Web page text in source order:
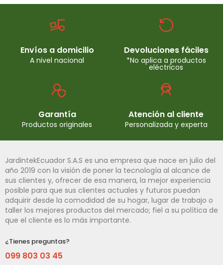
Envíos a domicilio
A nivel nacional
Devoluciones fáciles
*No aplica a productos
eléctricos
Garantía
Productos originales
Atención al cliente
Personalizada y experta
JardintekEcuador S.A.S es una empresa que nace en julio del
año 2019 con la visión de poner la tecnología al alcance de
sus clientes y, ofrecer de esa manera, la mejor experiencia
posible para que sus clientes actuales y futuros puedan
adquirir desde la comodidad de su hogar, lugar de trabajo o
taller los mejores productos del mercado; fiel a su política de
que el cliente es lo más importante.
¿Tienes preguntas?
099 803 03 45